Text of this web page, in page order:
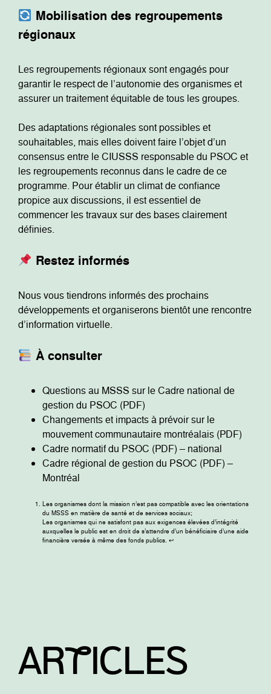
Mobilisation des regroupements
régionaux
Les regroupements régionaux sont engagés pour
garantir le respect de l’autonomie des organismes et
assurer un traitement équitable de tous les groupes.
Des adaptations régionales sont possibles et
souhaitables, mais elles doivent faire l’objet d’un
consensus entre le CIUSSS responsable du PSOC et
les regroupements reconnus dans le cadre de ce
programme. Pour établir un climat de confiance
propice aux discussions, il est essentiel de
commencer les travaux sur des bases clairement
définies.
Restez informés
Nous vous tiendrons informés des prochains
développements et organiserons bientôt une rencontre
d’information virtuelle.
À consulter
Questions au MSSS sur le Cadre national de
gestion du PSOC (PDF)
Changements et impacts à prévoir sur le
mouvement communautaire montréalais (PDF)
Cadre normatif du PSOC (PDF) – national
Cadre régional de gestion du PSOC (PDF) –
Montréal
Les organismes dont la mission n’est pas compatible avec les orientations
du MSSS en matière de santé et de services sociaux;
Les organismes qui ne satisfont pas aux exigences élevées d’intégrité
auxquelles le public est en droit de s’attendre d’un bénéficiaire d’une aide
financière versée à même des fonds publics. ↩︎
ARtICLES